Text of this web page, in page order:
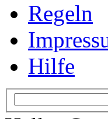
Regeln
Hilfe